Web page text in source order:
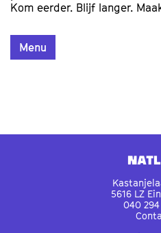
Kom eerder. Blijf langer.
Menu
5616 LZ
040